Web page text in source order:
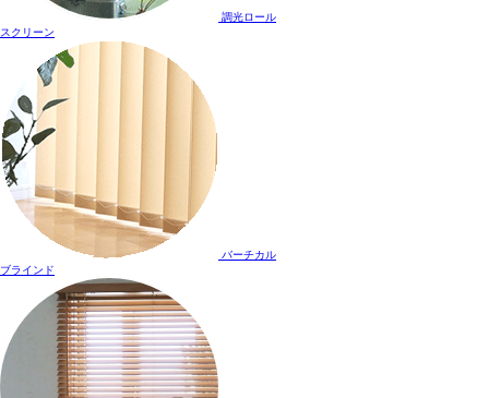
調光ロール
スクリーン
バーチカル
ブラインド